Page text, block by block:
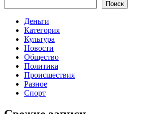
Поиск
Деньги
Категория
Культура
Новости
Общество
Политика
Происшествия
Разное
Спорт